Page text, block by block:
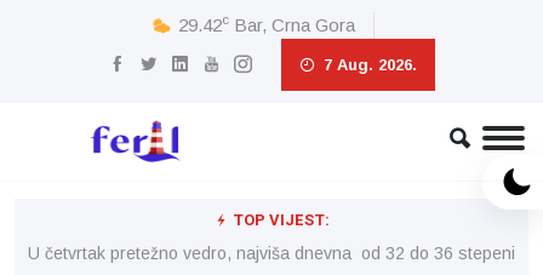
29.42c Bar, Crna Gora
7 Aug. 2026.
TOP VIJEST:
U četvrtak pretežno vedro, najviša dnevna od 32 do 36 stepeni